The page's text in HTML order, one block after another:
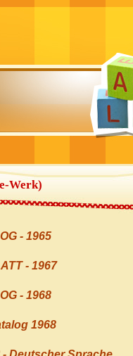
Werk)
- 1965
- 1967
- 1968
1968